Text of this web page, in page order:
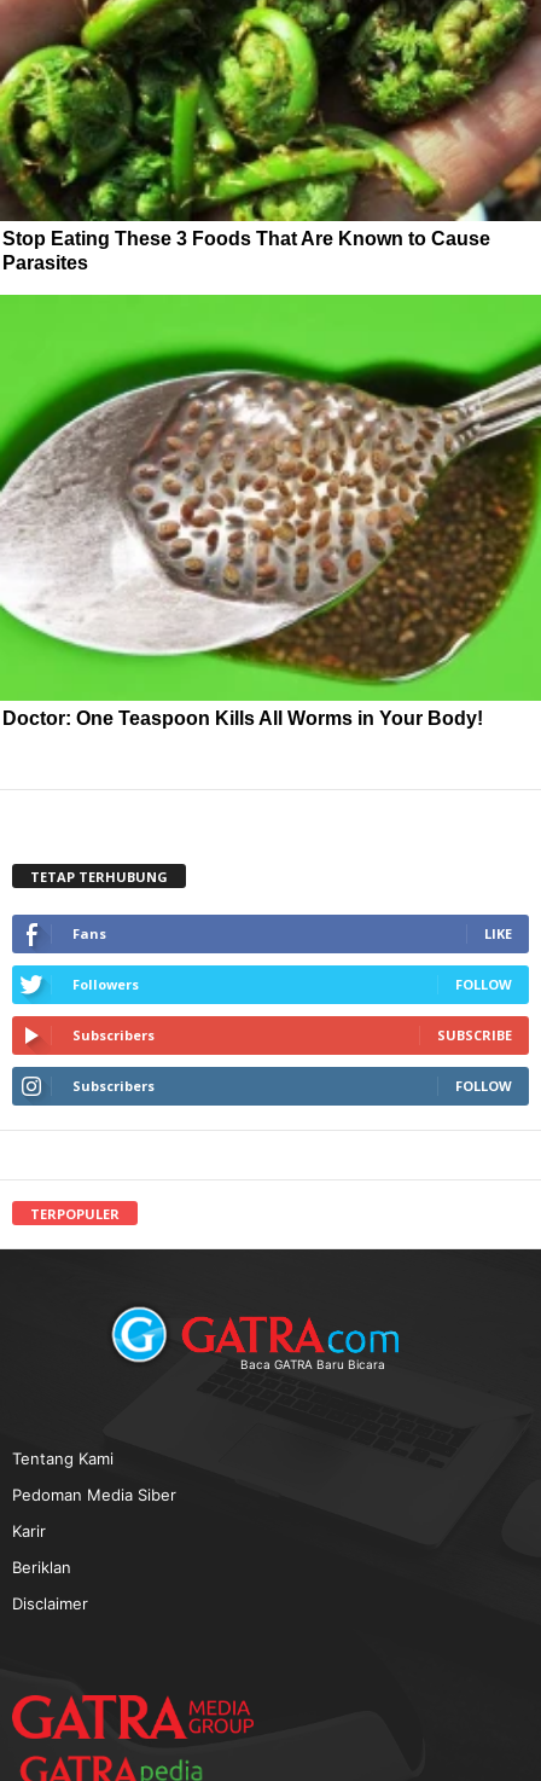
Stop Eating These 3 Foods That Are Known to Cause
Parasites
Doctor: One Teaspoon Kills All Worms in Your Body!
TETAP TERHUBUNG
Fans LIKE
Followers FOLLOW
Subscribers SUBSCRIBE
Subscribers FOLLOW